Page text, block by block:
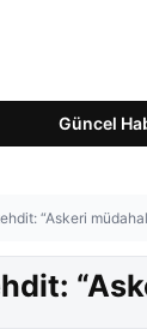
Güncel
“Askeri